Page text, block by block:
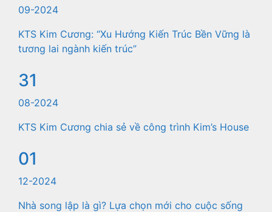
09-2024
KTS Kim Cương: “Xu Hướng Kiến Trúc Bền Vững là
tương lai ngành kiến trúc”
31
08-2024
KTS Kim Cương chia sẻ về công trình Kim’s House
01
12-2024
Nhà song lập là gì? Lựa chọn mới cho cuộc sống